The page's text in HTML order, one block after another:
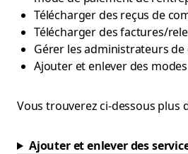
Télécharger des reçus de
Télécharger des factures/
Gérer les administrateurs de
Ajouter et enlever des
Vous trouverez ci-dessous plus
Ajouter et enlever des